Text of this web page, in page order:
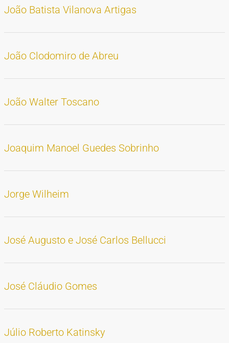
João Batista Vilanova Artigas
João Clodomiro de Abreu
João Walter Toscano
Joaquim Manoel Guedes Sobrinho
Jorge Wilheim
José Augusto e José Carlos Bellucci
José Cláudio Gomes
Júlio Roberto Katinsky